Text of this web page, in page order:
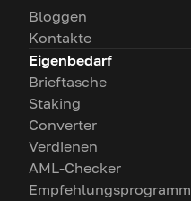
Bloggen
Kontakte
Eigenbedarf
Brieftasche
Staking
Converter
Verdienen
AML-Checker
Empfehlungsprogramm